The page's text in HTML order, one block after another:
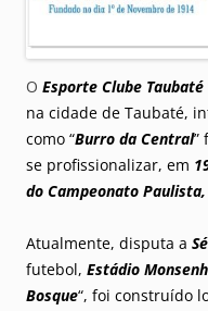
O Esporte Clube Taubaté
na cidade de Taubaté,
como “Burro da Central”
se profissionalizar, em
do Campeonato
Atualmente, disputa a
futebol, Estádio
Bosque“, foi construído